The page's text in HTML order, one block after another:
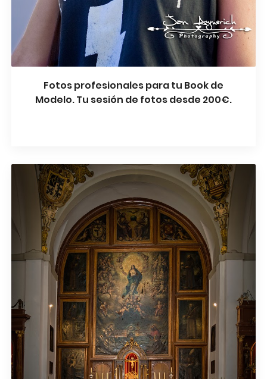
Fotos profesionales para tu Book de
Modelo. Tu sesión de fotos desde 200€.